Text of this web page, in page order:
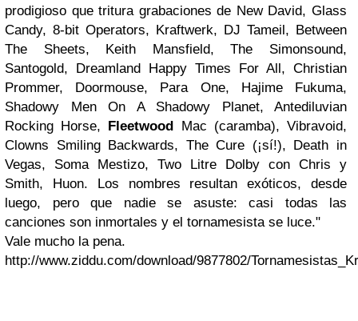
prodigioso que tritura grabaciones de New David, Glass
Candy, 8-bit Operators, Kraftwerk, DJ Tameil, Between
The Sheets, Keith Mansfield, The Simonsound,
Santogold, Dreamland Happy Times For All, Christian
Prommer, Doormouse, Para One, Hajime Fukuma,
Shadowy Men On A Shadowy Planet, Antediluvian
Rocking Horse, Fleetwood Mac (caramba), Vibravoid,
Clowns Smiling Backwards, The Cure (¡sí!), Death in
Vegas, Soma Mestizo, Two Litre Dolby con Chris y
Smith, Huon. Los nombres resultan exóticos, desde
luego, pero que nadie se asuste: casi todas las
canciones son inmortales y el tornamesista se luce."
Vale mucho la pena.
http://www.ziddu.com/download/9877802/